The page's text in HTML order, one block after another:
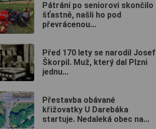
Pátrání po seniorovi skončilo
šťastně, našli ho pod
převrácenou...
Před 170 lety se narodil Josef
Škorpil. Muž, který dal Plzni
jednu...
Přestavba obávané
křižovatky U Darebáka
startuje. Nedaleká obec na...